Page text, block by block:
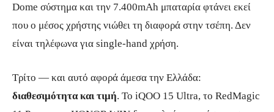
Dome σύστημα και την 7.400mAh μπαταρία φτάνει εκεί
που ο μέσος χρήστης νιώθει τη διαφορά στην τσέπη. Δεν
είναι τηλέφωνα για single-hand χρήση.
Τρίτο — και αυτό αφορά άμεσα την Ελλάδα:
διαθεσιμότητα και τιμή. Το iQOO 15 Ultra, το RedMagic